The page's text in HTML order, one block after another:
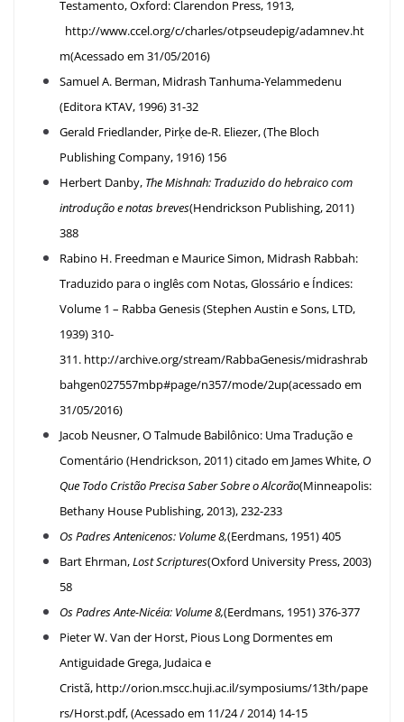
Testamento, Oxford: Clarendon Press, 1913,
http://www.ccel.org/c/charles/otpseudepig/adamnev.ht
m(Acessado em 31/05/2016)
Samuel A. Berman, Midrash Tanhuma-Yelammedenu
(Editora KTAV, 1996) 31-32
Gerald Friedlander, Pirḳe de-R. Eliezer, (The Bloch
Publishing Company, 1916) 156
Herbert Danby, The Mishnah: Traduzido do hebraico com
introdução e notas breves(Hendrickson Publishing, 2011)
388
Rabino H. Freedman e Maurice Simon, Midrash Rabbah:
Traduzido para o inglês com Notas, Glossário e Índices:
Volume 1 – Rabba Genesis (Stephen Austin e Sons, LTD,
1939) 310-
311. http://archive.org/stream/RabbaGenesis/midrashrab
bahgen027557mbp#page/n357/mode/2up(acessado em
31/05/2016)
Jacob Neusner, O Talmude Babilônico: Uma Tradução e
Comentário (Hendrickson, 2011) citado em James White, O
Que Todo Cristão Precisa Saber Sobre o Alcorão(Minneapolis:
Bethany House Publishing, 2013), 232-233
Os Padres Antenicenos: Volume 8,(Eerdmans, 1951) 405
Bart Ehrman,Lost Scriptures(Oxford University Press, 2003)
58
Os Padres Ante-Nicéia: Volume 8,(Eerdmans, 1951) 376-377
Pieter W. Van der Horst, Pious Long Dormentes em
Antiguidade Grega, Judaica e
Cristã, http://orion.mscc.huji.ac.il/symposiums/13th/pape
rs/Horst.pdf, (Acessado em 11/24 / 2014) 14-15